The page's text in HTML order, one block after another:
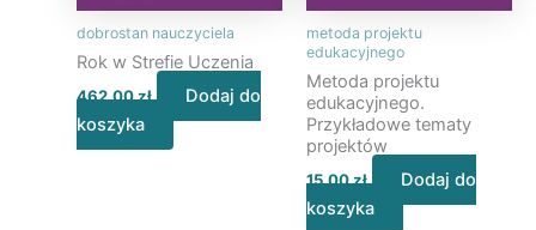
dobrostan nauczyciela
Rok w Strefie Uczenia
462,00zł
Dodaj do
koszyka
metoda projektu
edukacyjnego
Metoda projektu
edukacyjnego.
Przykładowe tematy
projektów
15,00zł
Dodaj do
koszyka